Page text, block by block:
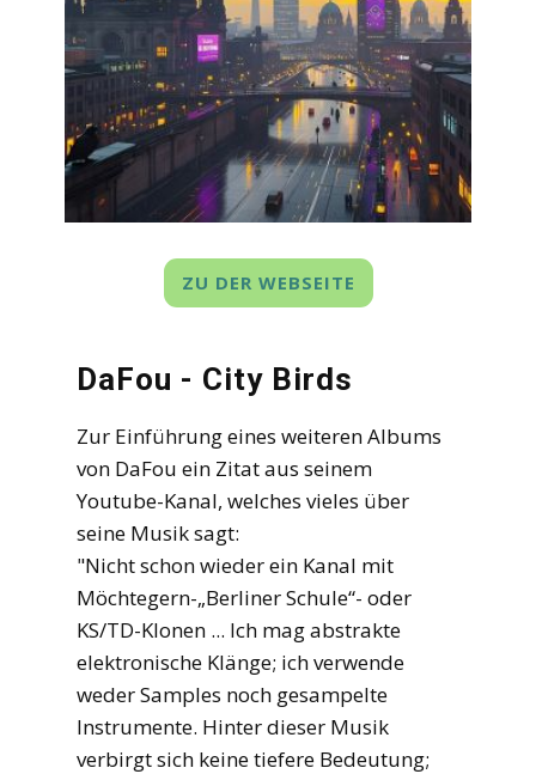
ZU DER WEBSEITE
DaFou - City Birds
Zur Einführung eines weiteren Albums
von DaFou ein Zitat aus seinem
Youtube-Kanal, welches vieles über
seine Musik sagt:
"Nicht schon wieder ein Kanal mit
Möchtegern-„Berliner Schule“- oder
KS/TD-Klonen ... Ich mag abstrakte
elektronische Klänge; ich verwende
weder Samples noch gesampelte
Instrumente. Hinter dieser Musik
verbirgt sich keine tiefere Bedeutung;